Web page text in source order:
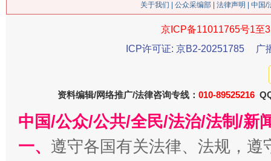
揭批美国五大"原罪" "炒
关于我们 公众采编部 法律声明 | 中国
京ICP备11011765号1至
ICP许可证: 京B2-20251785
广
资料编辑/网络推广/法律咨询专线： 010-89525216
中国/公众/公共/全民/法治/法制/新
一、 遵守各国有关法律、法规，